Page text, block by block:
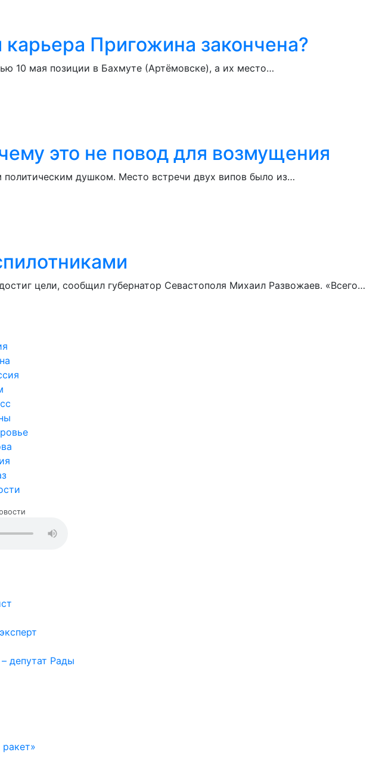
Пригожина закончена?
10 мая позиции в Бахмуте (Артёмовске), а их место…
это не повод для возмущения
душком. Место встречи двух випов было из…
цели, сообщил губернатор Севастополя Михаил Развожаев. «Всего…
депутат Рады